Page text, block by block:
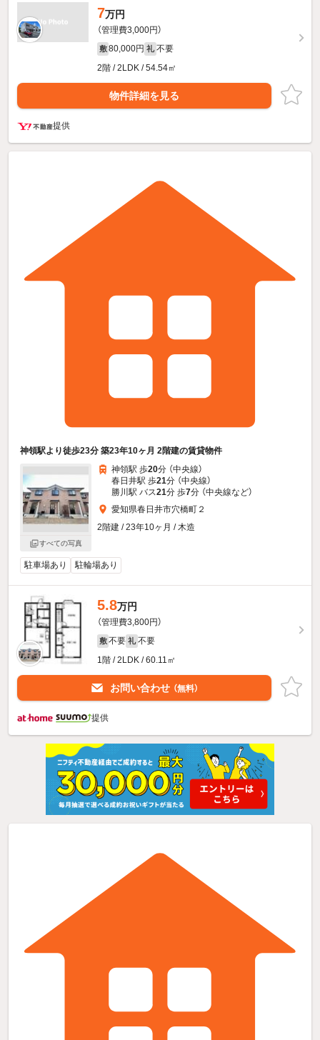
7万円
（管理費3,000円）
敷 80,000円 礼 不要
2階 / 2LDK / 54.54㎡
物件詳細を見る
提供
神領駅より徒歩23分 築23年10ヶ月 2階建の賃貸物件
すべての写真
神領駅 歩20分 （中央線）
春日井駅 歩21分 （中央線）
勝川駅 バス21分 歩7分 （中央線など）
愛知県春日井市穴橋町２
2階建 / 23年10ヶ月 / 木造
駐車場あり 駐輪場あり
5.8万円
（管理費3,800円）
敷 不要 礼 不要
1階 / 2LDK / 60.11㎡
お問い合わせ （無料）
提供